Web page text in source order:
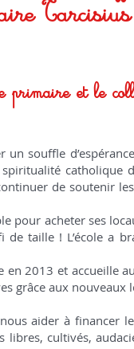
primaire et le
un souffle
catholique
de soutenir
pour acheter ses
taille ! L’école a
en 2013 et accueille
grâce aux nouveaux
aider à financer
libres, cultivés,